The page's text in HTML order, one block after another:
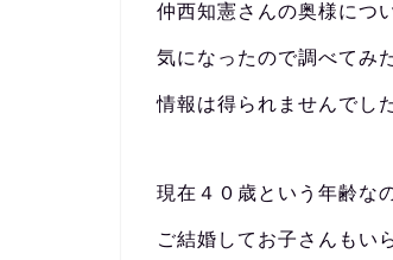
仲西知憲さんの奥様につ
気になったので調べてみ
情報は得られませんでした
現在４０歳という年齢な
ご結婚してお子さんもい